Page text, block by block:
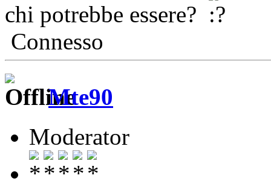
chi potrebbe essere?
Connesso
Mte90
Moderator